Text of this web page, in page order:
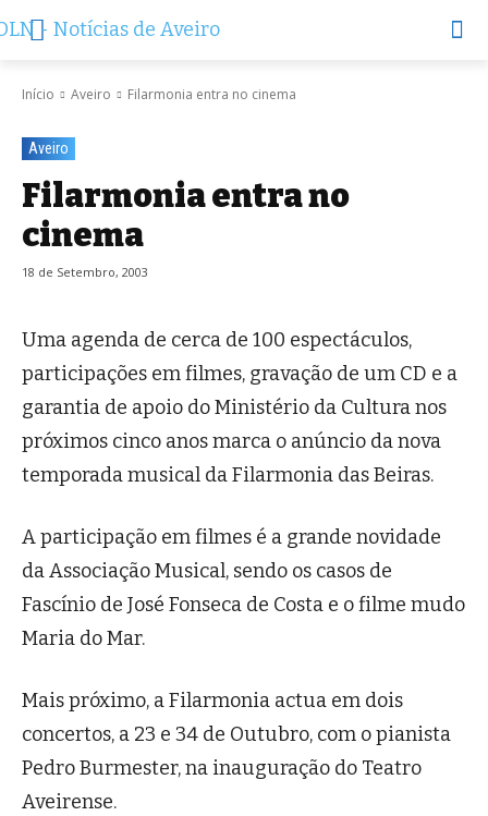
Início Aveiro Filarmonia entra no cinema
Aveiro
Filarmonia entra no
cinema
18 de Setembro, 2003
Uma agenda de cerca de 100 espectáculos,
participações em filmes, gravação de um CD e a
garantia de apoio do Ministério da Cultura nos
próximos cinco anos marca o anúncio da nova
temporada musical da Filarmonia das Beiras.
A participação em filmes é a grande novidade
da Associação Musical, sendo os casos de
Fascínio de José Fonseca de Costa e o filme mudo
Maria do Mar.
Mais próximo, a Filarmonia actua em dois
concertos, a 23 e 34 de Outubro, com o pianista
Pedro Burmester, na inauguração do Teatro
Aveirense.